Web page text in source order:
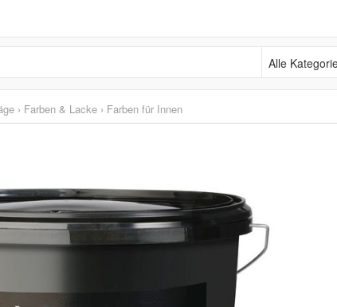
Alle Kategorien
› Farben & Lacke › Farben für Innen